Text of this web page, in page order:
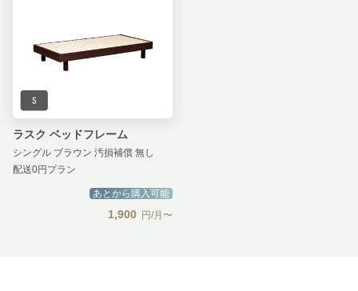
ラスク ベッドフレーム
シングル ブラウン 汚損補償 無し
配送0円プラン
あとから購入可能
1,900 円/月〜